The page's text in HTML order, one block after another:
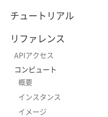
ファーストステップガイド
基本的な操作
ユーザー設定
ネットワーク構築
ルーター作成
セキュリティーグループ設定
インスタンス作成
Floating IPの割り当て​
インスタンス構築
バックアップ・リストア
リージョン移行
データエクスポート
リソース停止・削除
具体的な設定方法
管理画面への接続・ログイン
インスタンス作成・起動の準
インスタンスの作成・起動
インスタンス起動後の操作
インスタンスへの接続・ログ
インスタンスのサイズ変更方
リモートストレージサービス
コマンドライン実行環境の設
コマンドライン操作方法
日本語キーボード設定方法
インスタンスのHA構成の作
MECダイレクト接続手順
チュートリアル
インスタンス
インスタンス
インスタンスの作成
インスタンスの設定変更
インスタンスの削除
イメージ
イメージ
イメージの作成
作成したイメージの編集
作成したイメージから起動
作成したイメージの削除
キーペア
キーペア
キーペアの作成
公開鍵のインポート
キーペアの削除
サーバーグループ
サーバーグループ
サーバーグループの作成
サーバーグループの削除
ボリューム
ボリューム
ボリュームの作成
ボリュームの接続
ボリュームの切断
ボリュームの拡張
ボリュームスナップショット
ボリュームスナップショット
ボリュームの削除
スナップショット
スナップショット
スナップショット作成可能容
スナップショットの作成
スナップショットの編集
スナップショットの削除
ネットワーク
ネットワーク
ネットワークの作成
ネットワークの設定変更
ネットワークの削除
ルーター
ルーター
ルーターの作成
ルーターの編集
ルーターの削除
セキュリティーグループ
セキュリティーグループ
セキュリティーグループの作
セキュリティーグループの編
セキュリティーグループの削
セキュリティーグループのル
Floating IP
Floating IP
Floating IPの確保
Floating IPの割り当て
Floating IPの割り当て解除
Floating IPの解放
Apache Web Serverの構築方法
Windows Serverの構築方法
リレーショナルデータベー
方法
GPUの使用方法
顔認識アプリの作成
トラブルシューティング
物理サーバー故障発生時の
インスタンス停止・起動手順
リファレンス
APIアクセス
コンピュート
概要
インスタンス
イメージ